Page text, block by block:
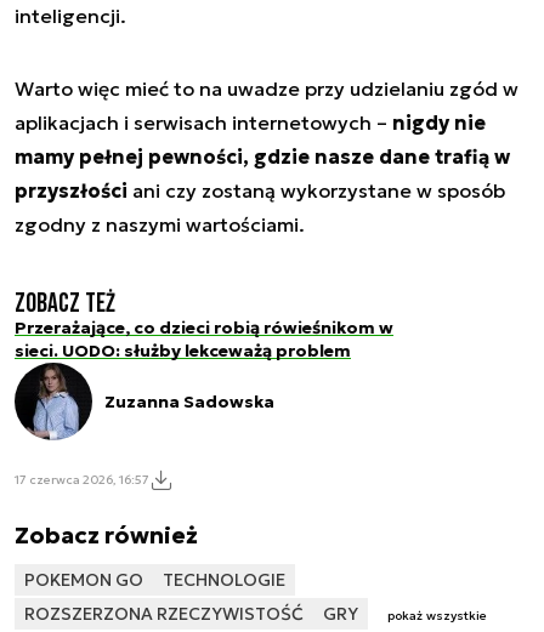
inteligencji.
Warto więc mieć to na uwadze przy udzielaniu zgód w
aplikacjach i serwisach internetowych – nigdy nie
mamy pełnej pewności, gdzie nasze dane trafią w
przyszłości ani czy zostaną wykorzystane w sposób
zgodny z naszymi wartościami.
Zobacz też
Przerażające, co dzieci robią rówieśnikom w
sieci. UODO: służby lekceważą problem
Zuzanna Sadowska
17 czerwca 2026, 16:57
Zobacz również
POKEMON GO
TECHNOLOGIE
ROZSZERZONA RZECZYWISTOŚĆ
GRY pokaż wszystkie